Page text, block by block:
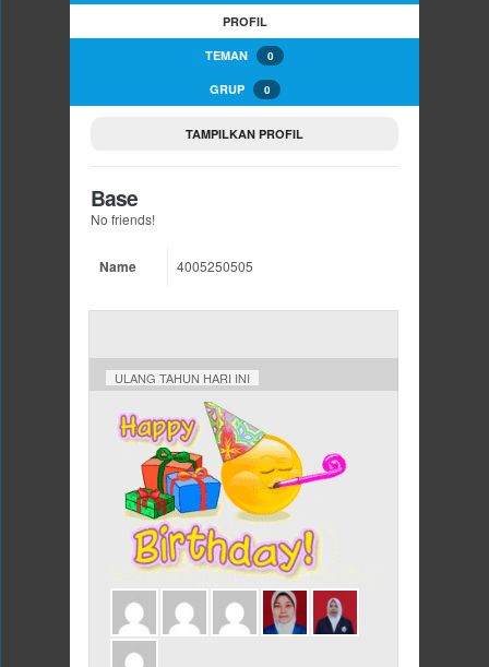
PROFIL
TEMAN 0
GRUP 0
TAMPILKAN PROFIL
Base
No friends!
Name 4005250505
ULANG TAHUN HARI INI